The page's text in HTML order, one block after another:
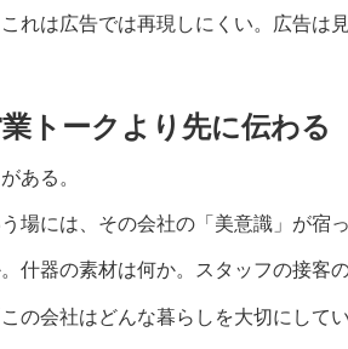
れは広告では再現しにくい。広告は
トークより先に伝わる
ある。
場には、その会社の「美意識」が宿っ
什器の素材は何か。スタッフの接客
の会社はどんな暮らしを大切にして